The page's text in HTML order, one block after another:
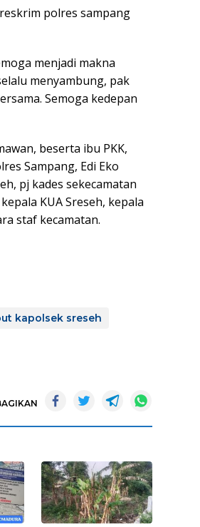
polres sampang
menjadi makna
menyambung, pak
Semoga kedepan
beserta ibu PKK,
Sampang, Edi Eko
pj kades sekecamatan
KUA Sreseh, kepala
staf kecamatan.
kapolsek sreseh